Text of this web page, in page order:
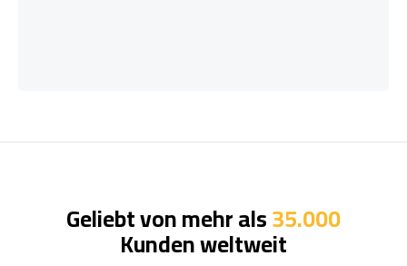
Geliebt von mehr als35.000
Kunden weltweit